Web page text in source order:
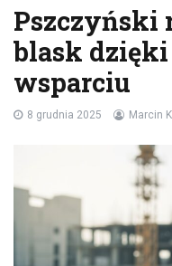
Pszczyński
blask
wsparciu
8 grudnia 2025 Marcin